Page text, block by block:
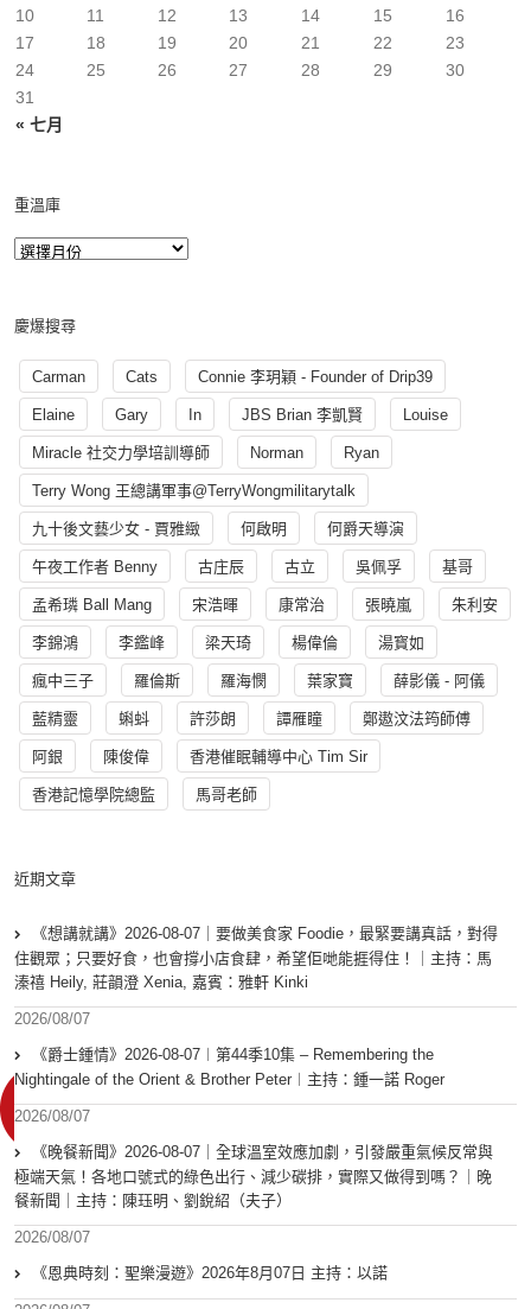
« 七月
10
11 12 13 14 15
16
17
18 19 20 21 22
23
24
25 26 27 28 29
30
31
重溫庫
慶爆搜尋
Carman Cats Connie 李玥穎 - Founder of Drip39
Elaine Gary In JBS Brian 李凱賢 Louise
Miracle 社交力學培訓導師 Norman Ryan
Terry Wong 王總講軍事@TerryWongmilitarytalk
九十後文藝少女 - 賈雅緻 何啟明 何爵天導演
午夜工作者 Benny 古庄辰 古立 吳佩孚 基哥
孟希璘 Ball Mang 宋浩暉 康常治 張曉嵐 朱利安
李錦鴻 李鑑峰 梁天琦 楊偉倫 湯寳如
瘋中三子 羅倫斯 羅海憫 葉家寶 薛影儀 - 阿儀
藍精靈 蝌蚪 許莎朗 譚雁瞳 鄭遨汶法筠師傅
阿銀 陳俊偉 香港催眠輔導中心 Tim Sir
香港記憶學院總監 馬哥老師
近期文章
《想講就講》2026-08-07｜要做美食家 Foodie，最緊要講真話，對得
住觀眾；只要好食，也會撐小店食肆，希望佢哋能捱得住！｜主持：馬
溱禧 Heily, 莊韻澄 Xenia, 嘉賓：雅軒 Kinki
2026/08/07
《爵士鍾情》2026-08-07︱第44季10集 – Remembering the
Nightingale of the Orient & Brother Peter︱主持：鍾一諾 Roger
2026/08/07
《晚餐新聞》2026-08-07｜全球溫室效應加劇，引發嚴重氣候反常與
極端天氣！各地口號式的綠色出行、減少碳排，實際又做得到嗎？｜晚
餐新聞｜主持：陳珏明、劉銳紹（夫子）
2026/08/07
《恩典時刻：聖樂漫遊》2026年8月07日 主持：以諾